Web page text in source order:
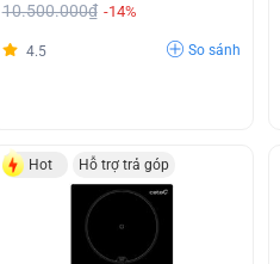
10.500.000₫ -14%
4.5 So sánh
Hot Hỗ trợ trả góp